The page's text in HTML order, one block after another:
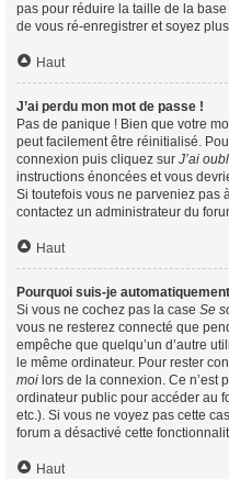
pas pour réduire la taille de la
de vous ré-enregistrer et soyez
Haut
J’ai perdu mon mot de passe !
Pas de panique ! Bien que votre
peut facilement être réinitialisé.
connexion puis cliquez sur J’ai
instructions énoncées et vous
Si toutefois vous ne parveniez pas
contactez un administrateur du
Haut
Pourquoi suis-je
Si vous ne cochez pas la case Se
vous ne resterez connecté que
empêche que quelqu’un d’autre
le même ordinateur. Pour rester
moi lors de la connexion. Ce n’est
ordinateur public pour accéder au
etc.). Si vous ne voyez pas cette
forum a désactivé cette
Haut